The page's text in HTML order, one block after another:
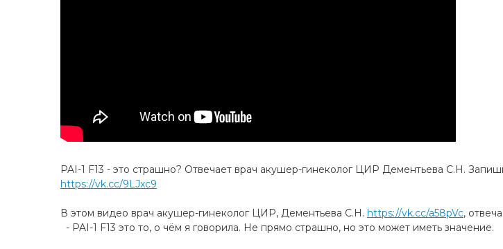
PAI-1 F13 - это страшно? Отвечает врач акушер-гинеколог ЦИР Дементьева С.Н.
https://vk.cc/9LJxc9
В этом видео врач акушер-гинеколог ЦИР, Дементьева С.Н. https://vk.cc/a58pVc,
- PAI-1 F13 это то, о чём я говорила. Не прямо страшно, но это может иметь значение.